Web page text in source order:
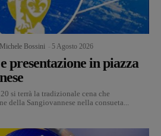
Michele Bossini 5 Agosto 2026
presentazione in piazza
si terrà la tradizionale cena che
della Sangiovannese nella consueta...